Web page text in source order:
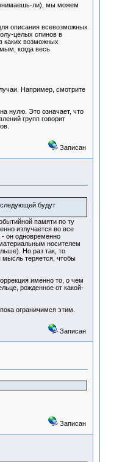
ли), мы можем
описания всевозможных
целых спинов в
каких возможных
когда весь
Например, смотрите
нулю. Это означает, что
групп говорит
Записан
будут
памяти по ту
излучается во все
- он одновременно
носителем
Но раз так, то
мысль теряется, чтобы
именно то, о чем
рожденное от какой-
ограничимся этим.
Записан
Записан